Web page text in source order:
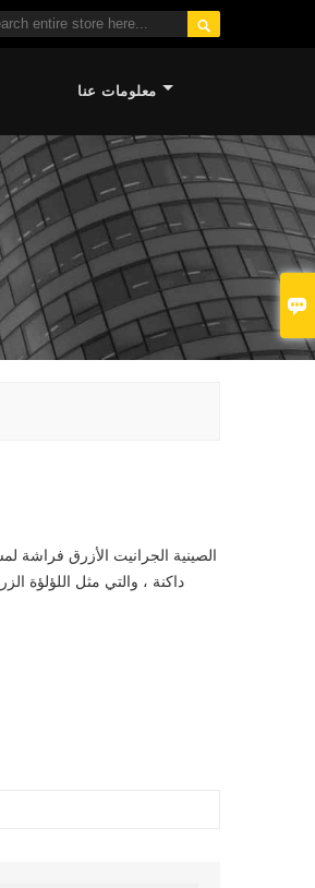


معلومات عنا
الصينية الجرانيت الأزرق فراشة
داكنة ، والتي مثل اللؤلؤة